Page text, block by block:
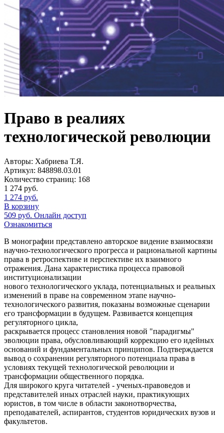
Право в реалиях
технологической революции
Авторы: Хабриева Т.Я.
Артикул: 848898.03.01
Количество страниц: 168
1 274 руб.
1 274 руб.
В корзину
509 руб. Онлайн доступ
Ознакомиться
В монографии представлено авторское видение взаимосвязи
научно-технологического прогресса и рациональной картины
права в ретроспективе и перспективе их взаимного
отражения. Дана характеристика процесса правовой
институционализации
нового технологического уклада, потенциальных и реальных
изменений в праве на современном этапе научно-
технологического развития, показаны возможные сценарии
его трансформации в будущем. Развивается концепция
регуляторного цикла,
раскрывается процесс становления новой "парадигмы"
эволюции права, обусловливающий коррекцию его идейных
оснований и фундаментальных принципов. Подтверждается
вывод о сохранении регуляторного потенциала права в
условиях текущей технологической революции и
трансформации общественного порядка.
Для широкого круга читателей - ученых-правоведов и
представителей иных отраслей науки, практикующих
юристов, в том числе в области законотворчества,
преподавателей, аспирантов, студентов юридических вузов и
факультетов.